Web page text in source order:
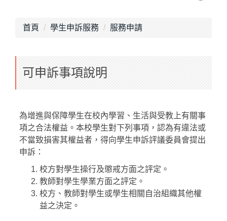
行政院減免學雜費
不利處境學生助學金
學生團體保險
生活助學金
首頁 學生申訴服務 服務申請
可申訴事項說明
為增進與保障學生在校內學習、生活與受教上有關事
項之合法權益。本校學生對下列事項，認為有違法或
不當致損害其權益者，得向學生申訴評議委員會提出
申訴：
校方對學生操行及懲戒方面之評定。
教師對學生學業方面之評定。
校方、教師對學生或學生相關自治組織其他權
益之決定。